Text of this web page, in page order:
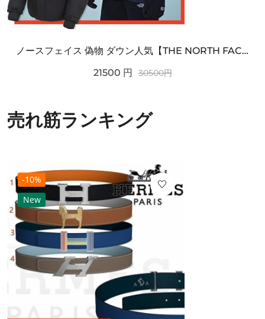
ノースフェイス 偽物 ダウン人気【THE NORTH FACE】M'S 7 SUMMIT HIM...
21500 円 30500円
売れ筋ランキング
-10%
New